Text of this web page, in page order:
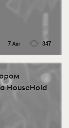
7 Авг 347
HouseHold